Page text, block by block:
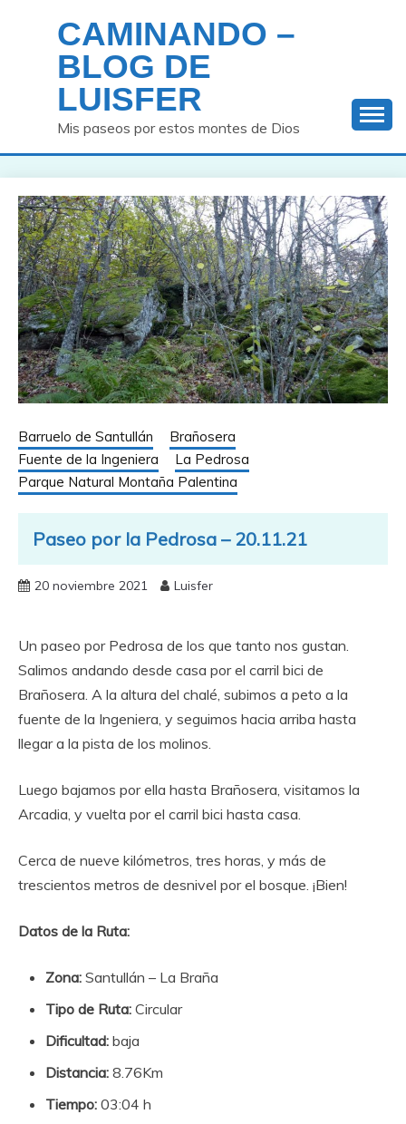
contenido
CAMINANDO –
BLOG DE
LUISFER
Mis paseos por estos montes de Dios
Barruelo de Santullán
Brañosera
Fuente de la Ingeniera
La Pedrosa
Parque Natural Montaña Palentina
Paseo por la Pedrosa – 20.11.21
20 noviembre 2021 Luisfer
Un paseo por Pedrosa de los que tanto nos gustan.
Salimos andando desde casa por el carril bici de
Brañosera. A la altura del chalé, subimos a peto a la
fuente de la Ingeniera, y seguimos hacia arriba hasta
llegar a la pista de los molinos.
Luego bajamos por ella hasta Brañosera, visitamos la
Arcadia, y vuelta por el carril bici hasta casa.
Cerca de nueve kilómetros, tres horas, y más de
trescientos metros de desnivel por el bosque. ¡Bien!
Datos de la Ruta:
Zona: Santullán – La Braña
Tipo de Ruta: Circular
Dificultad: baja
Distancia: 8.76Km
Tiempo: 03:04 h